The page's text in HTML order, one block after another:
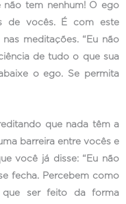
tem nenhum! O ego
de vocês. É com este
meditações. “Eu não
de tudo o que sua
o ego. Se permita
que nada têm a
barreira entre vocês e
você já disse: “Eu não
fecha. Percebem como
ser feito da forma